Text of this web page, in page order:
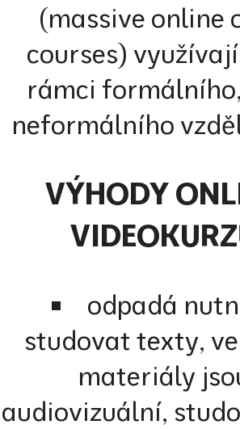
(massive online
courses)
rámci
neformálního
VÝHODY
odpadá
studovat texty,
materiály
audiovizuální,